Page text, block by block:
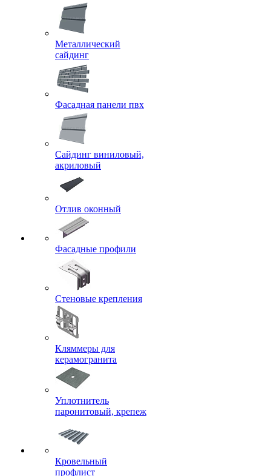
Металлический
сайдинг
Фасадная панели пвх
Сайдинг виниловый,
акриловый
Отлив оконный
Фасадные профили
Стеновые крепления
Кляммеры для
керамогранита
Уплотнитель
паронитовый, крепеж
Кровельный
профлист